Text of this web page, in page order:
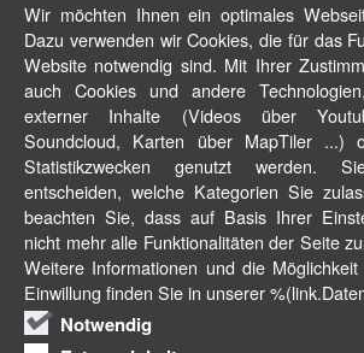
Wir möchten Ihnen ein optimales
Dazu verwenden wir Cookies, die für das
Website notwendig sind. Mit Ihrer
auch Cookies und andere
externer Inhalte (Videos über
Soundcloud, Karten über MapTiler ...)
Statistikzwecken genutzt werden.
entscheiden, welche Kategorien Sie
beachten Sie, dass auf Basis Ihrer
nicht mehr alle Funktionalitäten der Seite
Weitere Informationen und die
Einwillung finden Sie in unserer
Notwendig